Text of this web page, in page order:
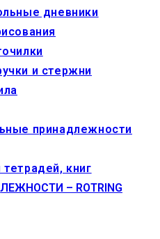
дневники
и стержни
принадлежности
книг
– ROTRING